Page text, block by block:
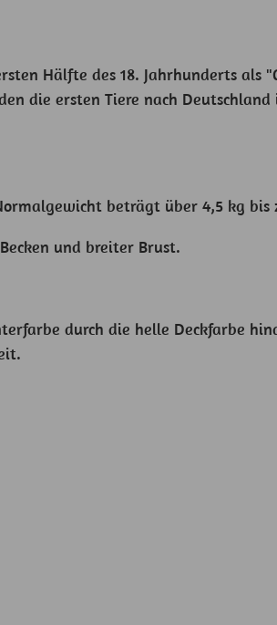
Hälfte des 18. Jahrhunderts
die ersten Tiere nach
beträgt über 4,5 kg bis
und breiter Brust.
durch die helle Deckfarbe